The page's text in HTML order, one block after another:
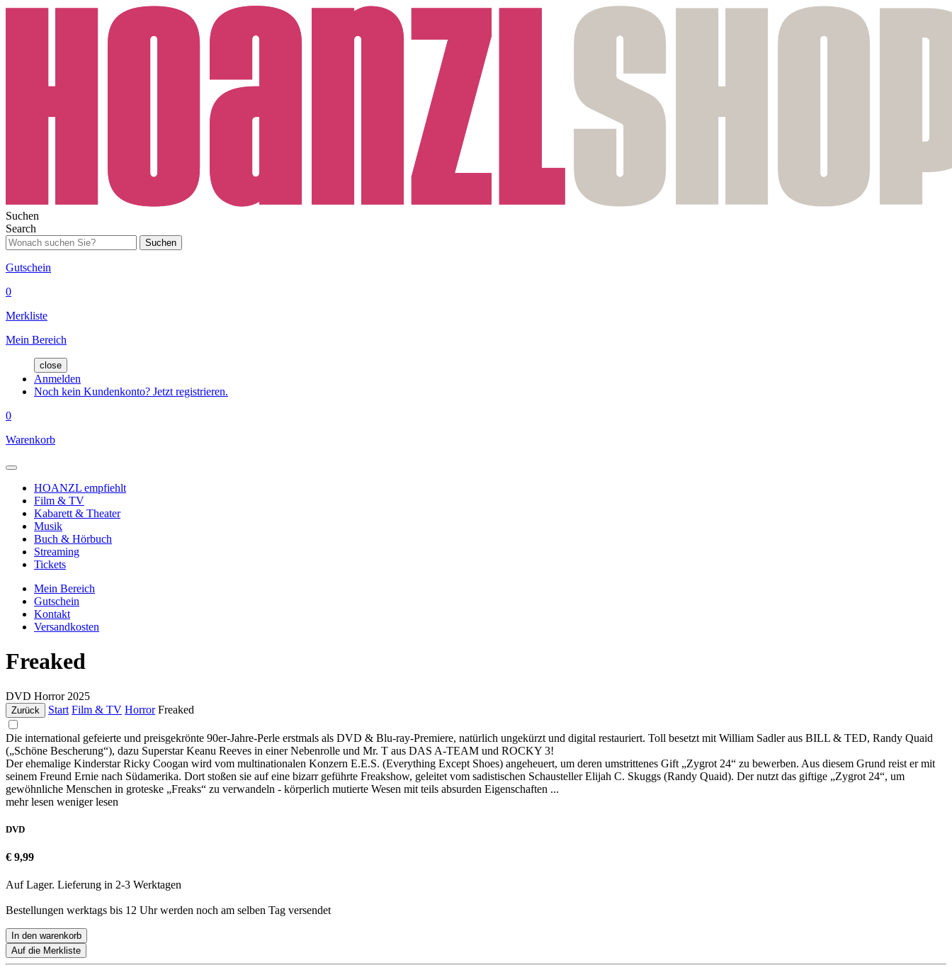
Suchen
Search
Suchen
Gutschein
0
Merkliste
Mein Bereich
close
Anmelden
Noch kein Kundenkonto? Jetzt registrieren.
0
Warenkorb
HOANZL empfiehlt
Film & TV
Kabarett & Theater
Musik
Buch & Hörbuch
Streaming
Tickets
Mein Bereich
Gutschein
Kontakt
Versandkosten
Freaked
DVD Horror 2025
Zurück Start Film & TV Horror Freaked
Die international gefeierte und preisgekrönte 90er-Jahre-Perle erstmals als DVD & Blu-ray-Premiere, natürlich ungekürzt und digital restauriert. Toll besetzt mit William Sadler aus BILL & TED, Randy Quaid
(„Schöne Bescherung“), dazu Superstar Keanu Reeves in einer Nebenrolle und Mr. T aus DAS A-TEAM und ROCKY 3!
Der ehemalige Kinderstar Ricky Coogan wird vom multinationalen Konzern E.E.S. (Everything Except Shoes) angeheuert, um deren umstrittenes Gift „Zygrot 24“ zu bewerben. Aus diesem Grund reist er mit
seinem Freund Ernie nach Südamerika. Dort stoßen sie auf eine bizarr geführte Freakshow, geleitet vom sadistischen Schausteller Elijah C. Skuggs (Randy Quaid). Der nutzt das giftige „Zygrot 24“, um
gewöhnliche Menschen in groteske „Freaks“ zu verwandeln - körperlich mutierte Wesen mit teils absurden Eigenschaften ...
mehr lesen weniger lesen
DVD
€ 9,99
Auf Lager. Lieferung in 2-3 Werktagen
Bestellungen werktags bis 12 Uhr werden noch am selben Tag versendet
In den warenkorb
Auf die Merkliste